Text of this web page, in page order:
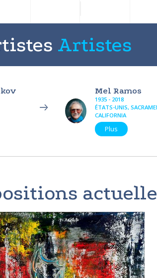
Artistes
Mel Ramos
1935 - 2018
ÉTATS-UNIS,
CALIFORNIA
Plus